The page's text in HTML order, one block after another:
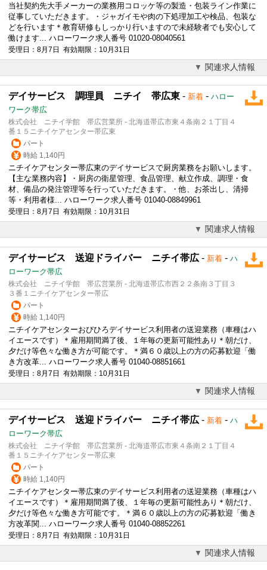
当社契約先大手メーカーの業務用コロッケ等の製造・包装ライン作業に
従事していただきます。・ジャガイモや肉の下処理加工や検品、包装な
どを行います＊ 教育研修もしっかり行いますので未経験者でも安心して
働けます... ハローワーク求人番号 01020-08040561
受理日：8月7日 有効期限：10月31日
関連求人情報
デイサービス 調理員 ニチイ 帯広東 - 新着 - ハロー
ワーク帯広
株式会社 ニチイ学館 帯広営業所 - 北海道帯広市東４条南２１丁目４
番１５ニチイケアセンター帯広東
パート
時給 1,140円
ニチイケアセンター帯広東のデイサービスで厨房業務をお願いします。
【主な業務内容】・厨房の衛星管理、食品管理、献立作成、調理・食
材、備品の発注管理等を行っていただきます。・他、お茶出し、清掃
等・利用者様... ハローワーク求人番号 01040-08849961
受理日：8月7日 有効期限：10月31日
関連求人情報
デイサービス 送迎ドライバー ニチイ帯広 - 新着 - ハ
ローワーク帯広
株式会社 ニチイ学館 帯広営業所 - 北海道帯広市西２２条南３丁目３
３番１ニチイケアセンター帯広
パート
時給 1,140円
ニチイケアセンターおびひろデイサービス利用者の送迎業務（車種はハ
イエースです）＊雇用期間満了後、１年毎の更新可能性あり＊朝だけ、
夕だけ等色々な働き方が可能です。＊満６０歳以上の方の応募歓迎「働
き方改革... ハローワーク求人番号 01040-08851661
受理日：8月7日 有効期限：10月31日
関連求人情報
デイサービス 送迎ドライバー ニチイ帯広 - 新着 - ハ
ローワーク帯広
株式会社 ニチイ学館 帯広営業所 - 北海道帯広市東４条南２１丁目４
番１５ニチイケアセンター帯広東
パート
時給 1,140円
ニチイケアセンター帯広東のデイサービス利用者の送迎業務（車種はハ
イエースです）＊雇用期間満了後、１年毎の更新可能性あり＊朝だけ、
夕だけ等色々な働き方可能です。＊満６０歳以上の方の応募歓迎「働き
方改革関... ハローワーク求人番号 01040-08852261
受理日：8月7日 有効期限：10月31日
関連求人情報